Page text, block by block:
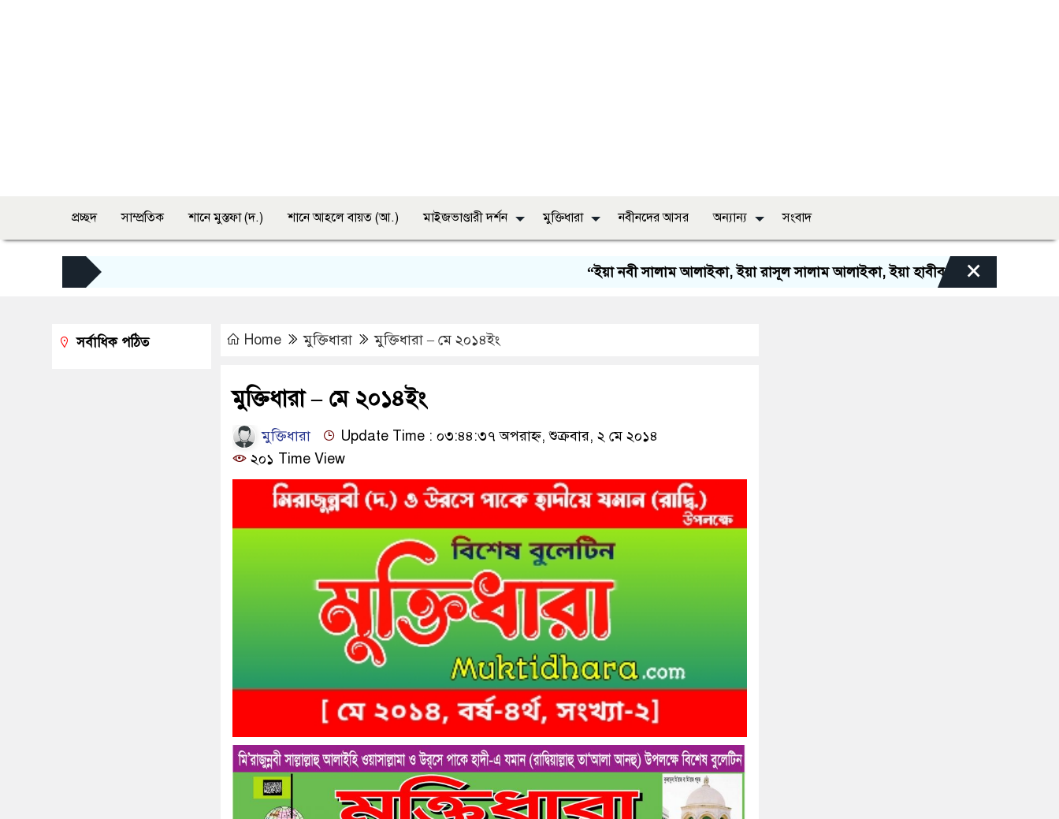
প্রচ্ছদ সাম্প্রতিক শানে মুস্তফা (দ.) শানে আহলে বায়ত (আ.) মাইজভাণ্ডারী দর্শন মুক্তিধারা নবীনদের আসর অন্যান্য সংবাদ
“ইয়া নবী সালাম আলাইকা, ইয়া রাসূল সালাম আলাইকা, ইয়া হাবীব সালাম আলাইকা,×
Home মুক্তিধারা মুক্তিধারা – মে ২০১৪ইং
মুক্তিধারা – মে ২০১৪ইং
মুক্তিধারা
Update Time : ০৩:৪৪:৩৭ অপরাহ্ন, শুক্রবার, ২ মে ২০১৪
২০১ Time View
সর্বাধিক পঠিত